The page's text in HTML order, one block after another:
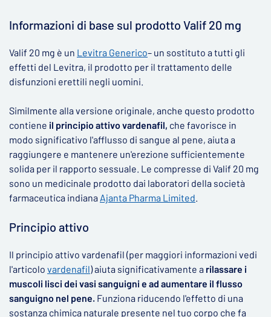
▶
Informazioni di base sul prodotto Valif 20 mg
Valif 20 mg è un Levitra Generico– un sostituto a tutti gli
effetti del Levitra, il prodotto per il trattamento delle
disfunzioni erettili negli uomini.
Similmente alla versione originale, anche questo prodotto
contiene il principio attivo vardenafil, che favorisce in
modo significativo l'afflusso di sangue al pene, aiuta a
raggiungere e mantenere un'erezione sufficientemente
solida per il rapporto sessuale. Le compresse di Valif 20 mg
sono un medicinale prodotto dai laboratori della società
farmaceutica indiana Ajanta Pharma Limited.
Principio attivo
Il principio attivo vardenafil (per maggiori informazioni vedi
l'articolo vardenafil) aiuta significativamente a rilassare i
muscoli lisci dei vasi sanguigni e ad aumentare il flusso
sanguigno nel pene. Funziona riducendo l'effetto di una
sostanza chimica naturale presente nel tuo corpo che fa